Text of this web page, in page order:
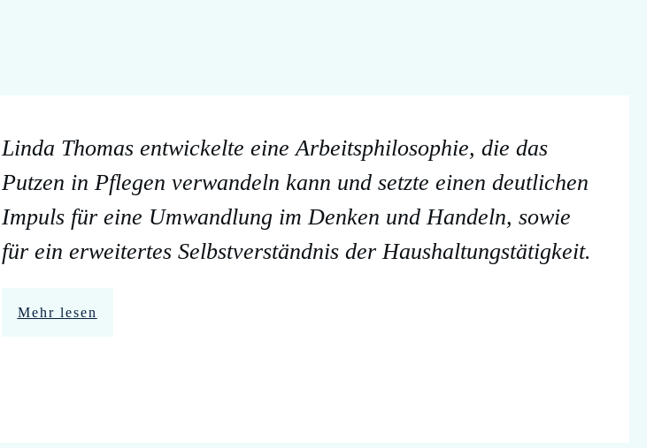
Linda Thomas entwickelte eine Arbeitsphilosophie, die das
Putzen in Pflegen verwandeln kann und setzte einen deutlichen
Impuls für eine Umwandlung im Denken und Handeln, sowie
für ein erweitertes Selbstverständnis der Haushaltungstätigkeit.
Mehr lesen